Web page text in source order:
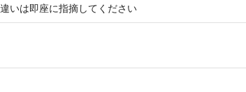
いは即座に指摘してください